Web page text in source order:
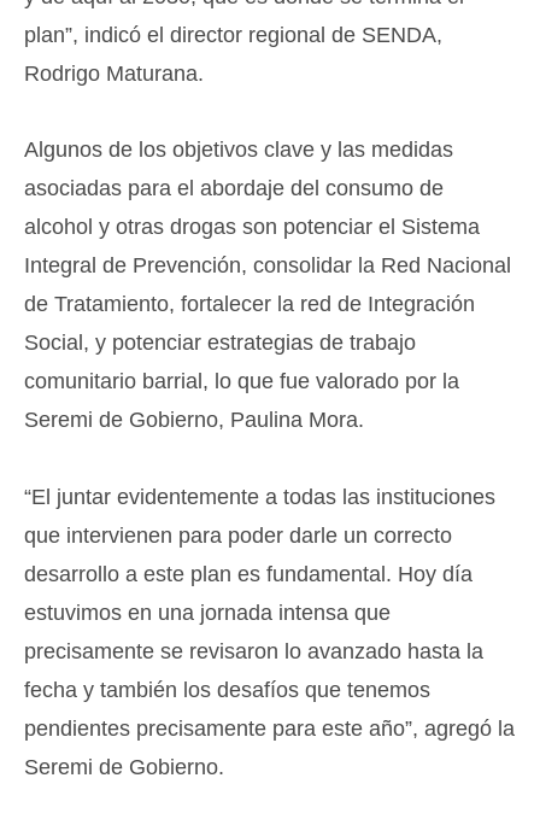
plan”, indicó el director regional de SENDA,
Rodrigo Maturana.
Algunos de los objetivos clave y las medidas
asociadas para el abordaje del consumo de
alcohol y otras drogas son potenciar el Sistema
Integral de Prevención, consolidar la Red Nacional
de Tratamiento, fortalecer la red de Integración
Social, y potenciar estrategias de trabajo
comunitario barrial, lo que fue valorado por la
Seremi de Gobierno, Paulina Mora.
“El juntar evidentemente a todas las instituciones
que intervienen para poder darle un correcto
desarrollo a este plan es fundamental. Hoy día
estuvimos en una jornada intensa que
precisamente se revisaron lo avanzado hasta la
fecha y también los desafíos que tenemos
pendientes precisamente para este año”, agregó la
Seremi de Gobierno.